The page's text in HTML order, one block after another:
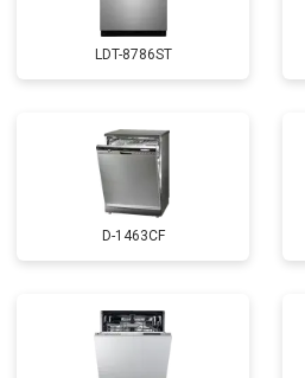
Замена панели управления
Замена блока управления
Ремонт/замена датчика
температуры
Замена шнура питания
Корпусный ремонт (замена резинок,
креплений, кнопок)
LDT-8786ST
D-1463CF